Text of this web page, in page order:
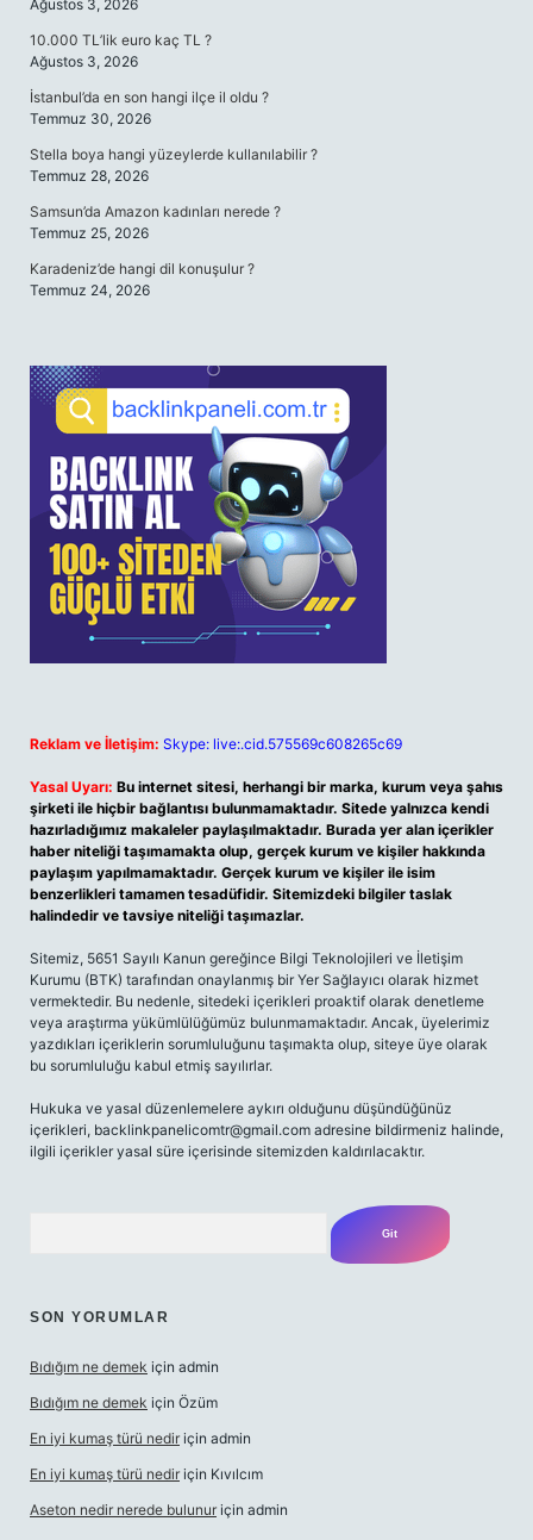
Ağustos 3, 2026
10.000 TL’lik euro kaç TL ?
Ağustos 3, 2026
İstanbul’da en son hangi ilçe il oldu ?
Temmuz 30, 2026
Stella boya hangi yüzeylerde kullanılabilir ?
Temmuz 28, 2026
Samsun’da Amazon kadınları nerede ?
Temmuz 25, 2026
Karadeniz’de hangi dil konuşulur ?
Temmuz 24, 2026
Reklam ve İletişim: Skype: live:.cid.575569c608265c69
Yasal Uyarı: Bu internet sitesi, herhangi bir marka, kurum veya şahıs
şirketi ile hiçbir bağlantısı bulunmamaktadır. Sitede yalnızca kendi
hazırladığımız makaleler paylaşılmaktadır. Burada yer alan içerikler
haber niteliği taşımamakta olup, gerçek kurum ve kişiler hakkında
paylaşım yapılmamaktadır. Gerçek kurum ve kişiler ile isim
benzerlikleri tamamen tesadüfidir. Sitemizdeki bilgiler taslak
halindedir ve tavsiye niteliği taşımazlar.
Sitemiz, 5651 Sayılı Kanun gereğince Bilgi Teknolojileri ve İletişim
Kurumu (BTK) tarafından onaylanmış bir Yer Sağlayıcı olarak hizmet
vermektedir. Bu nedenle, sitedeki içerikleri proaktif olarak denetleme
veya araştırma yükümlülüğümüz bulunmamaktadır. Ancak, üyelerimiz
yazdıkları içeriklerin sorumluluğunu taşımakta olup, siteye üye olarak
bu sorumluluğu kabul etmiş sayılırlar.
Hukuka ve yasal düzenlemelere aykırı olduğunu düşündüğünüz
içerikleri, backlinkpanelicomtr@gmail.com adresine bildirmeniz halinde,
ilgili içerikler yasal süre içerisinde sitemizden kaldırılacaktır.
SON YORUMLAR
Bıdığım ne demek için admin
Bıdığım ne demek için Özüm
En iyi kumaş türü nedir için admin
En iyi kumaş türü nedir için Kıvılcım
Aseton nedir nerede bulunur için admin